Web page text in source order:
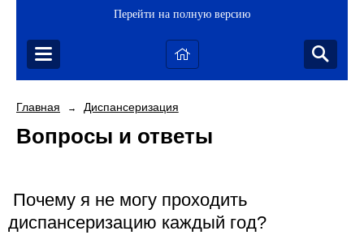
Перейти на полную версию
Главная → Диспансеризация
Вопросы и ответы
Почему я не могу проходить
диспансеризацию каждый год?